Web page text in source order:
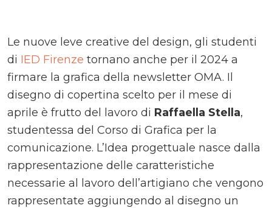
Le nuove leve creative del design, gli studenti
di IED Firenze tornano anche per il 2024 a
firmare la grafica della newsletter OMA. Il
disegno di copertina scelto per il mese di
aprile è frutto del lavoro di Raffaella Stella,
studentessa del Corso di Grafica per la
comunicazione. L’Idea progettuale nasce dalla
rappresentazione delle caratteristiche
necessarie al lavoro dell’artigiano che vengono
rappresentate aggiungendo al disegno un